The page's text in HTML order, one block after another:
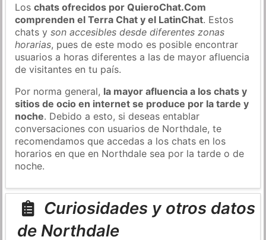
Loschats ofrecidos por QuieroChat.Com
comprenden el Terra Chat y el LatinChat. Estos
chats yson accesibles desde diferentes zonas
horarias, pues de este modo es posible encontrar
usuarios a horas diferentes a las de mayor afluencia
de visitantes en tu país.
Por norma general, la mayor afluencia a los chats y
sitios de ocio en internet se produce por la tarde y
noche. Debido a esto, si deseas entablar
conversaciones con usuarios de Northdale, te
recomendamos que accedas a los chats en los
horarios en que en Northdale sea por la tarde o de
noche.
Curiosidades y otros datos
de Northdale